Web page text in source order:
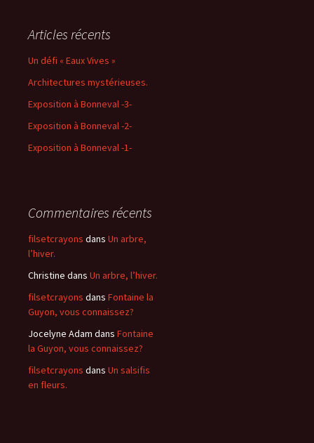
Articles récents
Un défi « Eaux Vives »
Architectures mystérieuses.
Exposition à Bonneval -3-
Exposition à Bonneval -2-
Exposition à Bonneval -1-
Commentaires récents
filsetcrayons dans Un arbre,
l’hiver.
Christine dans Un arbre, l’hiver.
filsetcrayons dans Fontaine la
Guyon, vous connaissez?
Jocelyne Adam dans Fontaine
la Guyon, vous connaissez?
filsetcrayons dans Un salsifis
en fleurs.